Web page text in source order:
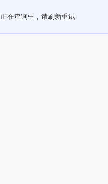
正在查询中，请刷新重试